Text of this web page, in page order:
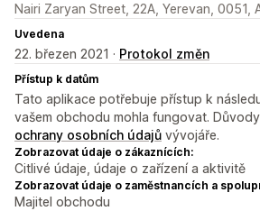
Nairi Zaryan Street, 22A, Yerevan, 0051,
Uvedena
22. březen 2021 · Protokol změn
Přístup k datům
Tato aplikace potřebuje přístup k
vašem obchodu mohla fungovat.
ochrany osobních údajů vývojáře.
Zobrazovat údaje o zákaznících:
Citlivé údaje, údaje o zařízení a aktivitě
Zobrazovat údaje o zaměstnancích a
Majitel obchodu